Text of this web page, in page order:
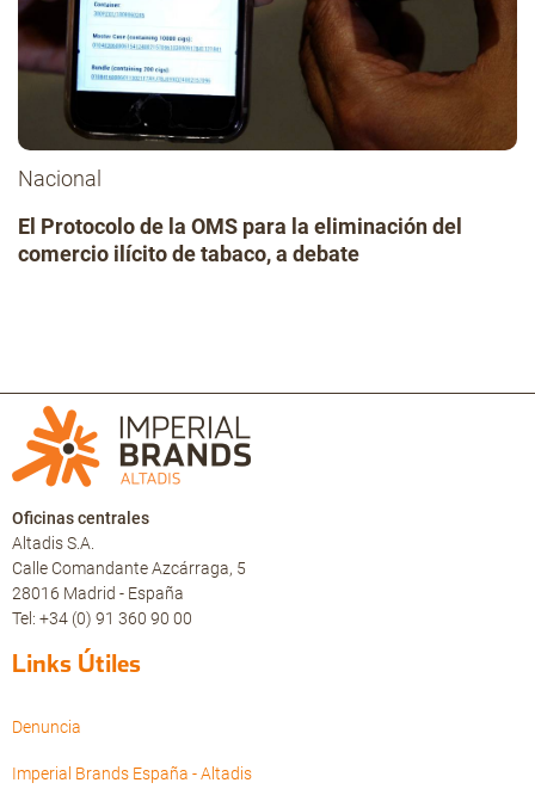
Nacional
El Protocolo de la OMS para la eliminación del
comercio ilícito de tabaco, a debate
Oficinas centrales
Altadis S.A.
Calle Comandante Azcárraga, 5
28016 Madrid - España
Tel: +34 (0) 91 360 90 00
Links Útiles
Denuncia
Imperial Brands España - Altadis